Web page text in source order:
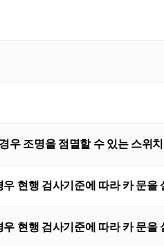
우 조명을 점멸할 수 있는 스위
현행 검사기준에 따라 카 문
현행 검사기준에 따라 카 문